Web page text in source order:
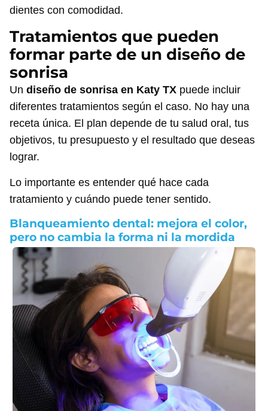
dientes con comodidad.
Tratamientos que pueden
formar parte de un diseño de
sonrisa
Un diseño de sonrisa en Katy TX puede incluir
diferentes tratamientos según el caso. No hay una
receta única. El plan depende de tu salud oral, tus
objetivos, tu presupuesto y el resultado que deseas
lograr.
Lo importante es entender qué hace cada
tratamiento y cuándo puede tener sentido.
Blanqueamiento dental: mejora el color,
pero no cambia la forma ni la mordida